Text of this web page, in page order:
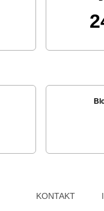
KONTAKT